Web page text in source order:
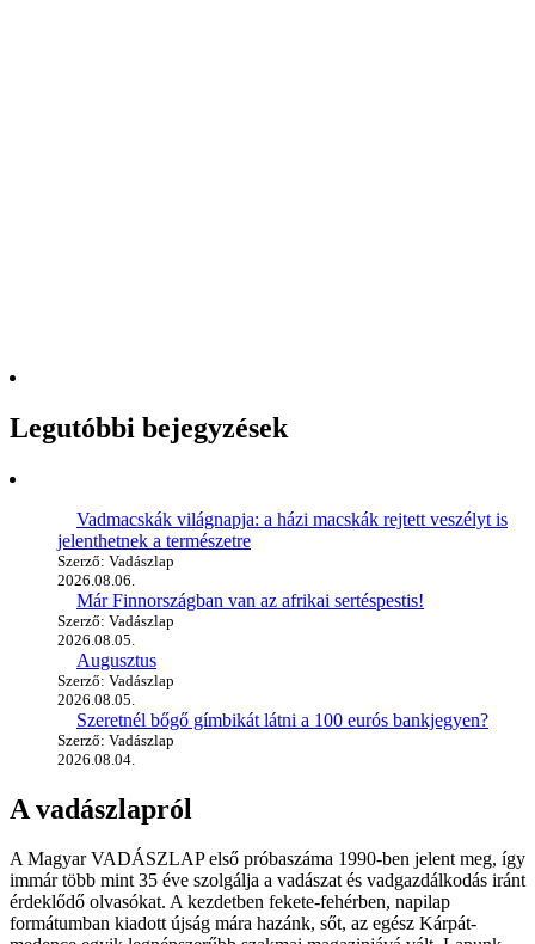
Legutóbbi bejegyzések
Vadmacskák világnapja: a házi macskák rejtett veszélyt is
jelenthetnek a természetre
Szerző: Vadászlap
2026.08.06.
Már Finnországban van az afrikai sertéspestis!
Szerző: Vadászlap
2026.08.05.
Augusztus
Szerző: Vadászlap
2026.08.05.
Szeretnél bőgő gímbikát látni a 100 eurós bankjegyen?
Szerző: Vadászlap
2026.08.04.
A vadászlapról
A Magyar VADÁSZLAP első próbaszáma 1990-ben jelent meg, így
immár több mint 35 éve szolgálja a vadászat és vadgazdálkodás iránt
érdeklődő olvasókat. A kezdetben fekete-fehérben, napilap
formátumban kiadott újság mára hazánk, sőt, az egész Kárpát-